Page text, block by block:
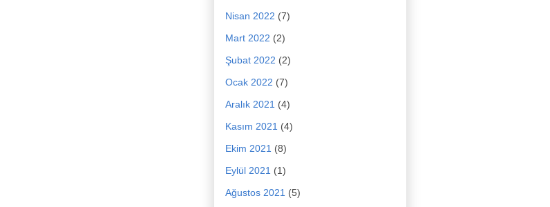
Nisan 2022 (7)
Mart 2022 (2)
Şubat 2022 (2)
Ocak 2022 (7)
Aralık 2021 (4)
Kasım 2021 (4)
Ekim 2021 (8)
Eylül 2021 (1)
Ağustos 2021 (5)